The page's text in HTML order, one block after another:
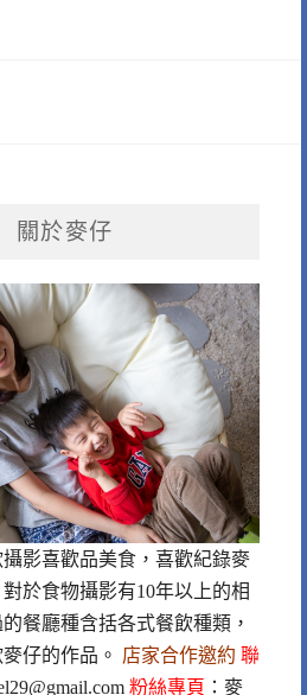
關於麥仔
影喜歡品美食，喜歡紀錄麥
於食物攝影有10年以上的相
餐廳種含括各式餐飲種類，
仔的作品。 店家合作邀約 聯
粉絲專頁 ： 麥